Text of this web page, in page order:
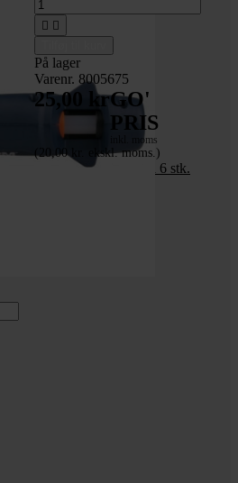
 
På lager
Varenr. 8005675
25,00 krGO'
PRIS
inkl. moms
(20,00 kr. ekskl. moms.)
Limstifter til limpistol 6 stk.